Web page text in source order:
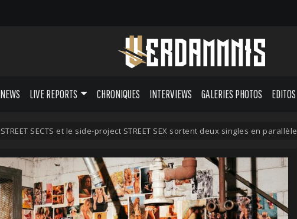
NEWS LIVE REPORTS CHRONIQUES INTERVIEWS GALERIES PHOTOS EDITOS
STREET SECTS et le side-project STREET SEX sortent deux singles en parallèle